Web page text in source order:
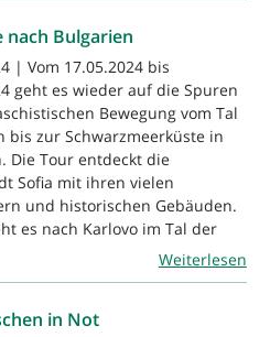
Bulgarien
| Vom 17.05.2024 bis
geht es wieder auf die Spuren
Bewegung vom Tal
bis zur Schwarzmeerküste in
Die Tour entdeckt die
Sofia mit ihren vielen
und historischen Gebäuden.
es nach Karlovo im Tal der
Weiterlesen
in Not